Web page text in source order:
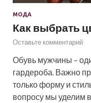
МОДА
Как выбрать
Оставьте комментарий
Обувь мужчины –
гардероба. Важно
только форму и
вопросу мы уделим